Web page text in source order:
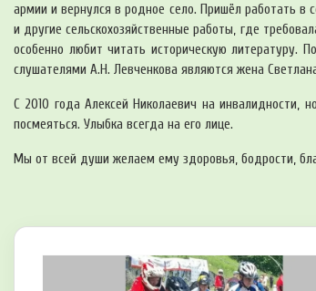
армии и вернулся в родное село. Пришёл работать в
и другие сельскохозяйственные работы, где
особенно любит читать историческую литературу.
слушателями А.Н. Левченкова являются жена
С 2010 года Алексей Николаевич на инвалидности,
посмеяться. Улыбка всегда на его лице.
Мы от всей души желаем ему здоровья, бодрости,